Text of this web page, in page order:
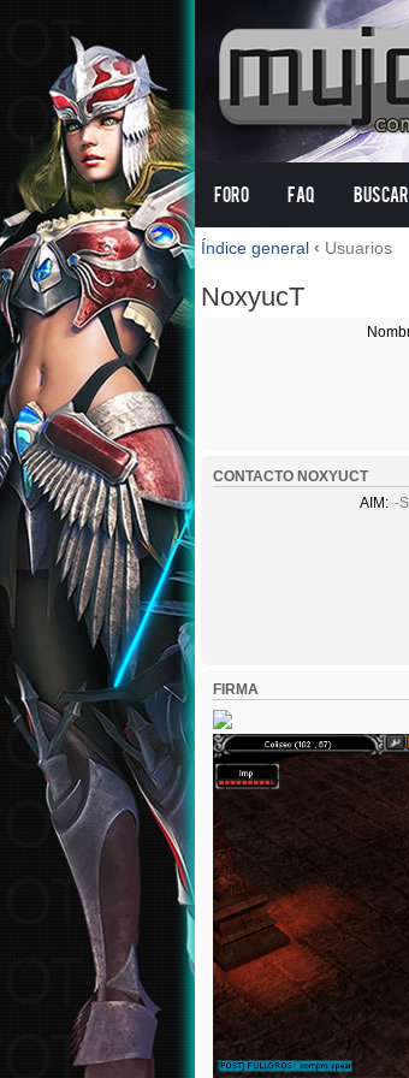
Foro FAQ Buscar
Índice general ‹ Usuarios
NoxyucT
CONTACTO NOXYUCT
AIM: -
FIRMA